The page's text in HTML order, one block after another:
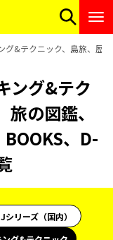
&テクニック、島旅、歴
ング&テク
の図鑑、
、D-
リーズ（国内）